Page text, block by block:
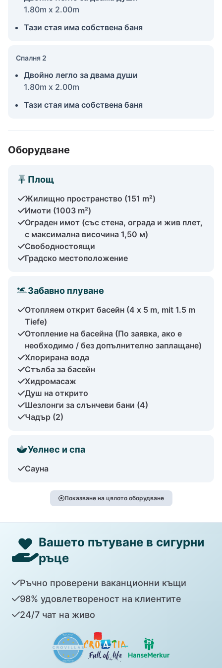
1.80m x 2.00m
Тази стая има собствена баня
Спалня 2
Двойно легло за двама души
1.80m x 2.00m
Тази стая има собствена баня
Оборудване
Площ
Жилищно пространство (151 m²)
Имоти (1003 m²)
Ограден имот (със стена, ограда и жив плет,
с максимална височина 1,50 м)
Свободностоящи
Градско местоположение
Забавно плуване
Отопляем открит басейн (4 x 5 m, mit 1.5 m
Tiefe)
Отопление на басейна (По заявка, ако е
необходимо / без допълнително заплащане)
Хлорирана вода
Стълба за басейн
Хидромасаж
Душ на открито
Шезлонги за слънчеви бани (4)
Чадър (2)
Уелнес и спа
Сауна
Показване на цялото оборудване
Вашето пътуване в сигурни
ръце
Ръчно проверени ваканционни къщи
98% удовлетвореност на клиентите
24/7 чат на живо